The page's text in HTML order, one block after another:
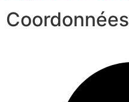
Coordonnées